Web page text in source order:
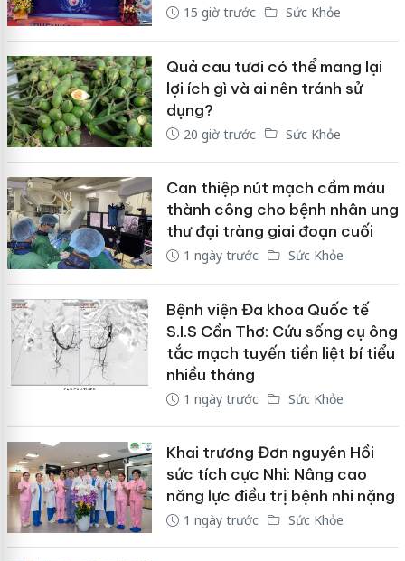
15 giờ trước Sức Khỏe
Quả cau tươi có thể mang lại
lợi ích gì và ai nên tránh sử
dụng?
20 giờ trước Sức Khỏe
Can thiệp nút mạch cầm máu
thành công cho bệnh nhân ung
thư đại tràng giai đoạn cuối
1 ngày trước Sức Khỏe
Bệnh viện Đa khoa Quốc tế
S.I.S Cần Thơ: Cứu sống cụ ông
tắc mạch tuyến tiền liệt bí tiểu
nhiều tháng
1 ngày trước Sức Khỏe
Khai trương Đơn nguyên Hồi
sức tích cực Nhi: Nâng cao
năng lực điều trị bệnh nhi nặng
1 ngày trước Sức Khỏe